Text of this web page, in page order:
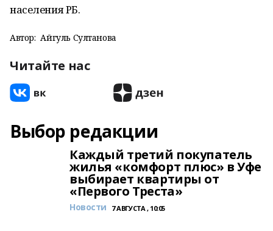
населения РБ.
Автор: Айгуль Султанова
Читайте нас
Выбор редакции
Каждый третий покупатель
жилья «комфорт плюс» в Уфе
выбирает квартиры от
«Первого Треста»
Новости 7 АВГУСТА , 10:05